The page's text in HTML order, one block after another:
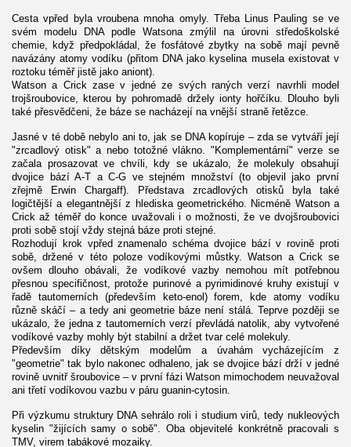
Cesta vpřed byla vroubena mnoha omyly. Třeba Linus Pauling se ve
svém modelu DNA podle Watsona zmýlil na úrovni středoškolské
chemie, když předpokládal, že fosfátové zbytky na sobě mají pevně
navázány atomy vodíku (přitom DNA jako kyselina musela existovat v
roztoku téměř jistě jako aniont).
Watson a Crick zase v jedné ze svých raných verzí navrhli model
trojšroubovice, kterou by pohromadě držely ionty hořčíku. Dlouho byli
také přesvědčeni, že báze se nacházejí na vnější straně řetězce.
Jasné v té době nebylo ani to, jak se DNA kopíruje – zda se vytváří její
"zrcadlový otisk" a nebo totožné vlákno. "Komplementární" verze se
začala prosazovat ve chvíli, kdy se ukázalo, že molekuly obsahují
dvojice bází A-T a C-G ve stejném množství (to objevil jako první
zřejmě Erwin Chargaff). Představa zrcadlových otisků byla také
logičtější a elegantnější z hlediska geometrického. Nicméně Watson a
Crick až téměř do konce uvažovali i o možnosti, že ve dvojšroubovici
proti sobě stojí vždy stejná báze proti stejné.
Rozhodují krok vpřed znamenalo schéma dvojice bází v rovině proti
sobě, držené v této poloze vodíkovými můstky. Watson a Crick se
ovšem dlouho obávali, že vodíkové vazby nemohou mít potřebnou
přesnou specifičnost, protože purinové a pyrimidinové kruhy existují v
řadě tautomerních (především keto-enol) forem, kde atomy vodíku
různě skáčí – a tedy ani geometrie báze není stálá. Teprve později se
ukázalo, že jedna z tautomerních verzí převládá natolik, aby vytvořené
vodíkové vazby mohly být stabilní a držet tvar celé molekuly.
Především díky dětským modelům a úvahám vycházejícím z
"geometrie" tak bylo nakonec odhaleno, jak se dvojice bází drží v jedné
rovině uvnitř šroubovice – v první fázi Watson mimochodem neuvažoval
ani třetí vodíkovou vazbu v páru guanin-cytosin.
Při výzkumu struktury DNA sehrálo roli i studium virů, tedy nukleových
kyselin "žijících samy o sobě". Oba objevitelé konkrétně pracovali s
TMV, virem tabákové mozaiky.